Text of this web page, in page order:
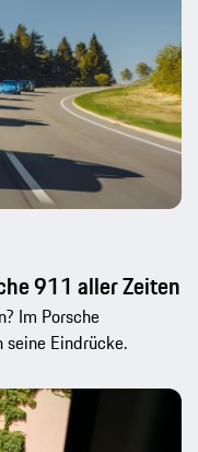
911 aller Zeiten
Im Porsche
Eindrücke.